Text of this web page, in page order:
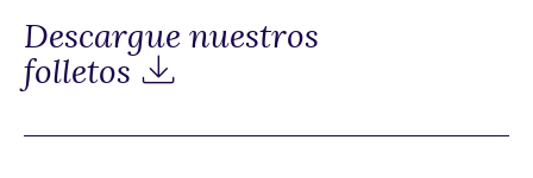
Descargue nuestros
folletos